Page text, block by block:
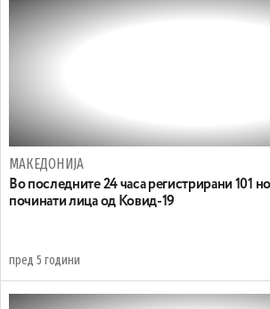
МАКЕДОНИЈА
Во последните 24 часа регистрирани 101
починати лица од Ковид-19
пред 5 години